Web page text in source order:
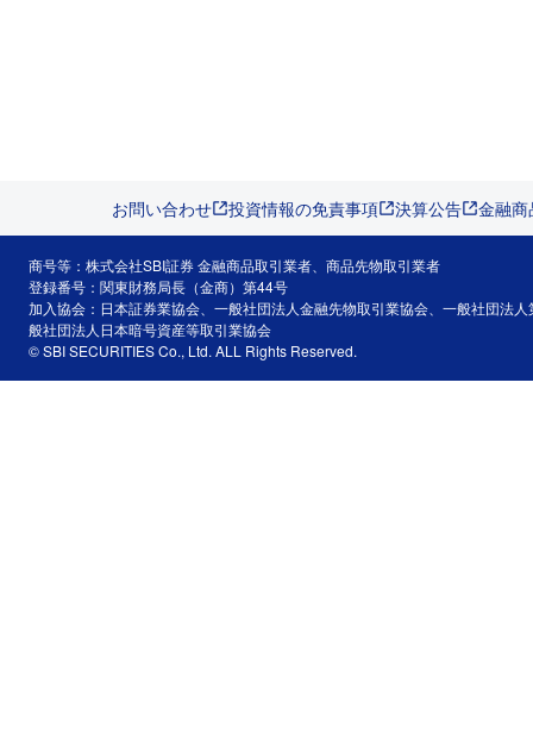
お問い合わせ 投資情報の免責事項 決算公告 金融
商号等：株式会社SBI証券 金融商品取引業者、商品先物取引業者
登録番号：関東財務局長（金商）第44号
加入協会：日本証券業協会、一般社団法人金融先物取引業協会、一般社団法
般社団法人日本暗号資産等取引業協会
© SBI SECURITIES Co., Ltd. ALL Rights Reserved.